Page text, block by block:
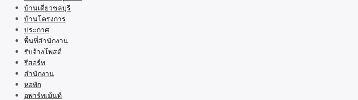
บ้านเดี่ยวชลบุรี
บ้านโครงการ
ประกาศ
พื้นที่สำนักงาน
รับจ้างโพสต์
รีสอร์ท
สำนักงาน
หอพัก
อพาร์ทเม้นท์